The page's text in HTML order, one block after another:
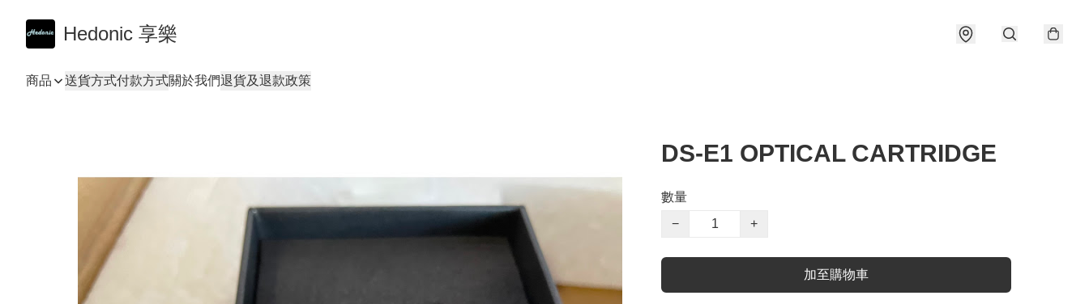
Hedonic 享樂
商品 送貨方式付款方式關於我們退貨及退款政策
DS-E1 OPTICAL CARTRIDGE
數量
−
+
加至購物車